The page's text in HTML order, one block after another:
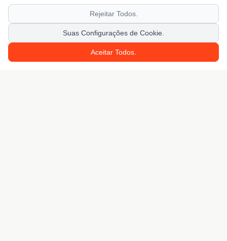
Rejeitar Todos.
Suas Configurações de Cookie.
Aceitar Todos.